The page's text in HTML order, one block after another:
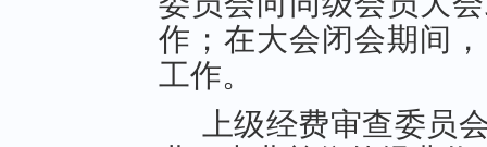
作；在大会闭会期间
工作。
上级经费审查委员